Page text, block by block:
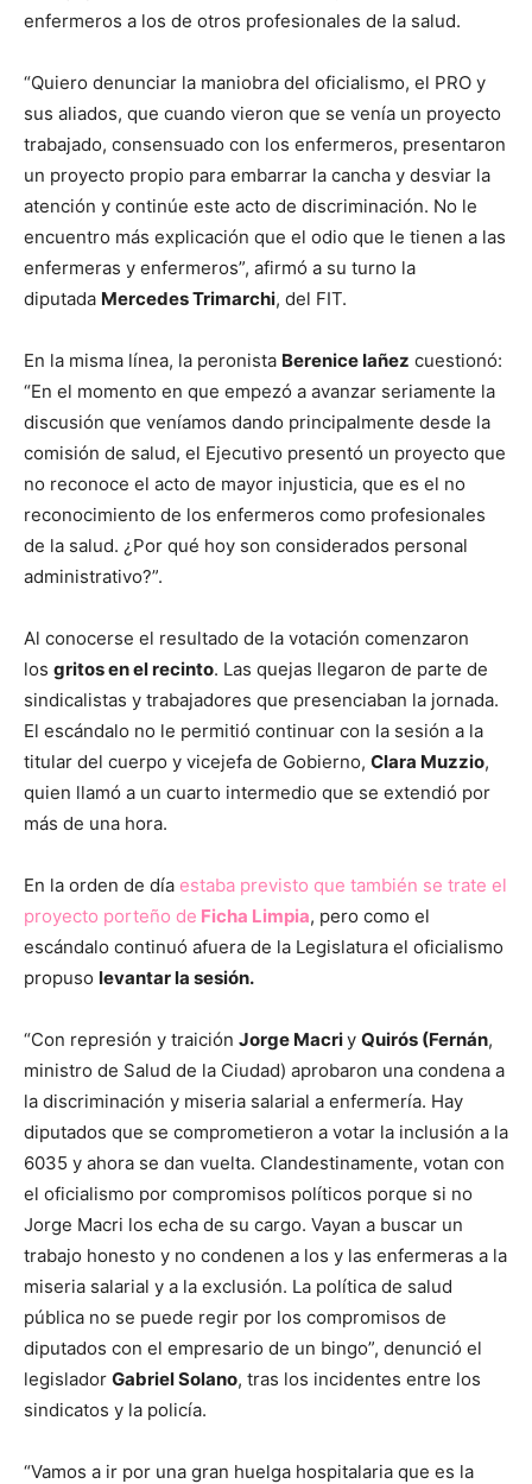
enfermeros a los de otros profesionales de la salud.
“Quiero denunciar la maniobra del oficialismo, el PRO y
sus aliados, que cuando vieron que se venía un proyecto
trabajado, consensuado con los enfermeros, presentaron
un proyecto propio para embarrar la cancha y desviar la
atención y continúe este acto de discriminación. No le
encuentro más explicación que el odio que le tienen a las
enfermeras y enfermeros”, afirmó a su turno la
diputada Mercedes Trimarchi, del FIT.
En la misma línea, la peronista Berenice Iañez cuestionó:
“En el momento en que empezó a avanzar seriamente la
discusión que veníamos dando principalmente desde la
comisión de salud, el Ejecutivo presentó un proyecto que
no reconoce el acto de mayor injusticia, que es el no
reconocimiento de los enfermeros como profesionales
de la salud. ¿Por qué hoy son considerados personal
administrativo?”.
Al conocerse el resultado de la votación comenzaron
los gritos en el recinto. Las quejas llegaron de parte de
sindicalistas y trabajadores que presenciaban la jornada.
El escándalo no le permitió continuar con la sesión a la
titular del cuerpo y vicejefa de Gobierno, Clara Muzzio,
quien llamó a un cuarto intermedio que se extendió por
más de una hora.
En la orden de día estaba previsto que también se trate el
proyecto porteño de Ficha Limpia, pero como el
escándalo continuó afuera de la Legislatura el oficialismo
propuso levantar la sesión.
“Con represión y traición Jorge Macriy Quirós (Fernán,
ministro de Salud de la Ciudad) aprobaron una condena a
la discriminación y miseria salarial a enfermería. Hay
diputados que se comprometieron a votar la inclusión a la
6035 y ahora se dan vuelta. Clandestinamente, votan con
el oficialismo por compromisos políticos porque si no
Jorge Macri los echa de su cargo. Vayan a buscar un
trabajo honesto y no condenen a los y las enfermeras a la
miseria salarial y a la exclusión. La política de salud
pública no se puede regir por los compromisos de
diputados con el empresario de un bingo”, denunció el
legislador Gabriel Solano, tras los incidentes entre los
sindicatos y la policía.
“Vamos a ir por una gran huelga hospitalaria que es la